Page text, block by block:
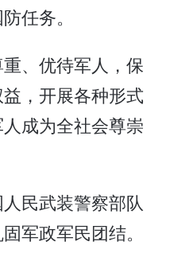
任务。
、优待军人，保
，开展各种形式
成为全社会尊崇
民武装警察部队
军政军民团结。